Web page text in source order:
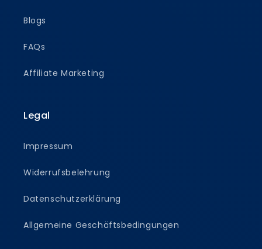
Blogs
FAQs
Affiliate Marketing
Legal
Impressum
Widerrufsbelehrung
Datenschutzerklärung
Allgemeine Geschäftsbedingungen